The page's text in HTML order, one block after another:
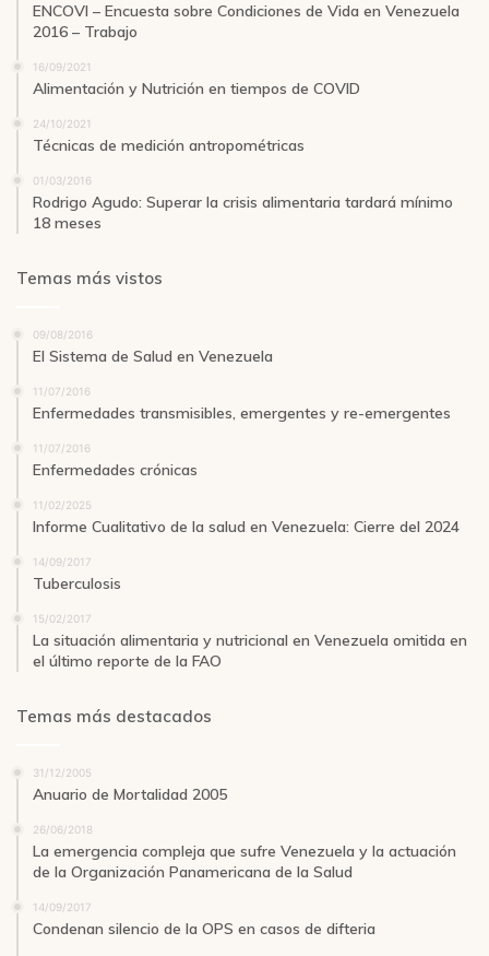
ENCOVI – Encuesta sobre Condiciones de Vida en Venezuela
2016 – Trabajo
16/09/2021
Alimentación y Nutrición en tiempos de COVID
24/10/2021
Técnicas de medición antropométricas
01/03/2016
Rodrigo Agudo: Superar la crisis alimentaria tardará mínimo
18 meses
Temas más vistos
09/08/2016
El Sistema de Salud en Venezuela
11/07/2016
Enfermedades transmisibles, emergentes y re-emergentes
11/07/2016
Enfermedades crónicas
11/02/2025
Informe Cualitativo de la salud en Venezuela: Cierre del 2024
14/09/2017
Tuberculosis
15/02/2017
La situación alimentaria y nutricional en Venezuela omitida en
el último reporte de la FAO
Temas más destacados
31/12/2005
Anuario de Mortalidad 2005
26/06/2018
La emergencia compleja que sufre Venezuela y la actuación
de la Organización Panamericana de la Salud
14/09/2017
Condenan silencio de la OPS en casos de difteria